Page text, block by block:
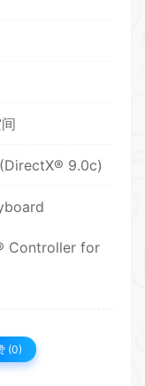
9.0c)
Controller for
(0)